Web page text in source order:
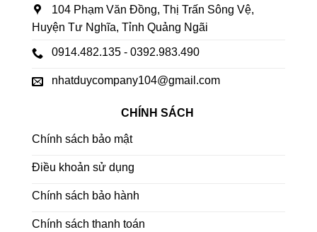
104 Phạm Văn Đồng, Thị Trấn Sông Vệ,
Huyện Tư Nghĩa, Tỉnh Quảng Ngãi
0914.482.135 - 0392.983.490
nhatduycompany104@gmail.com
CHÍNH SÁCH
Chính sách bảo mật
Điều khoản sử dụng
Chính sách bảo hành
Chính sách thanh toán